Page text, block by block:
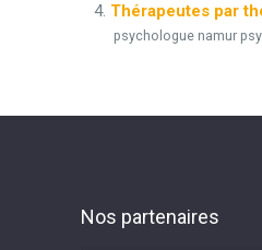
Thérapeutes par
psychologue namur
Nos partenaires